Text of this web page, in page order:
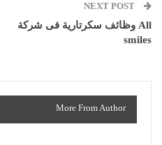
NEXT POST
وظائف سكرتارية فى شركة All
smiles
More From Author